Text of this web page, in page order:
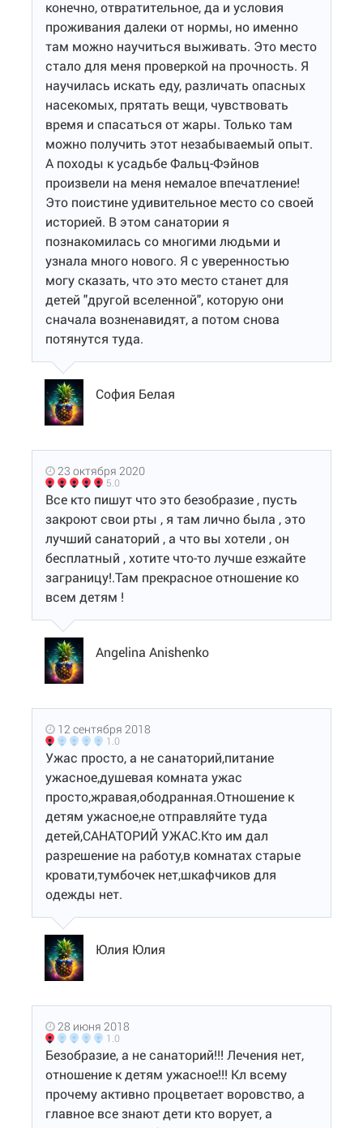
конечно, отвратительное, да и условия
проживания далеки от нормы, но именно
там можно научиться выживать. Это место
стало для меня проверкой на прочность. Я
научилась искать еду, различать опасных
насекомых, прятать вещи, чувствовать
время и спасаться от жары. Только там
можно получить этот незабываемый опыт.
А походы к усадьбе Фальц-Фэйнов
произвели на меня немалое впечатление!
Это поистине удивительное место со своей
историей. В этом санатории я
познакомилась со многими людьми и
узнала много нового. Я с уверенностью
могу сказать, что это место станет для
детей "другой вселенной", которую они
сначала возненавидят, а потом снова
потянутся туда.
София Белая
23 октября 2020
5.0
Все кто пишут что это безобразие , пусть
закроют свои рты , я там лично была , это
лучший санаторий , а что вы хотели , он
бесплатный , хотите что-то лучше езжайте
заграницу!.Там прекрасное отношение ко
всем детям !
Angelina Anishenko
12 сентября 2018
1.0
Ужас просто, а не санаторий,питание
ужасное,душевая комната ужас
просто,жравая,ободранная.Отношение к
детям ужасное,не отправляйте туда
детей,САНАТОРИЙ УЖАС.Кто им дал
разрешение на работу,в комнатах старые
кровати,тумбочек нет,шкафчиков для
одежды нет.
Юлия Юлия
28 июня 2018
1.0
Безобразие, а не санаторий!!! Лечения нет,
отношение к детям ужасное!!! Кл всему
прочему активно процветает воровство, а
главное все знают дети кто ворует, а